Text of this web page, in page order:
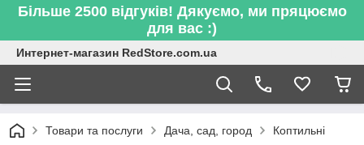
Більше 2500 відгуків! Дякуємо, ми пряцюємо
для вас :)
Интернет-магазин RedStore.com.ua
Товари та послуги Дача, сад, город Коптильні